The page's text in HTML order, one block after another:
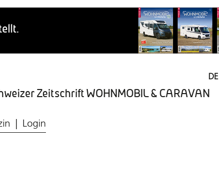
Zeitschrift WOHNMOBIL & CARAVAN
DE
Login